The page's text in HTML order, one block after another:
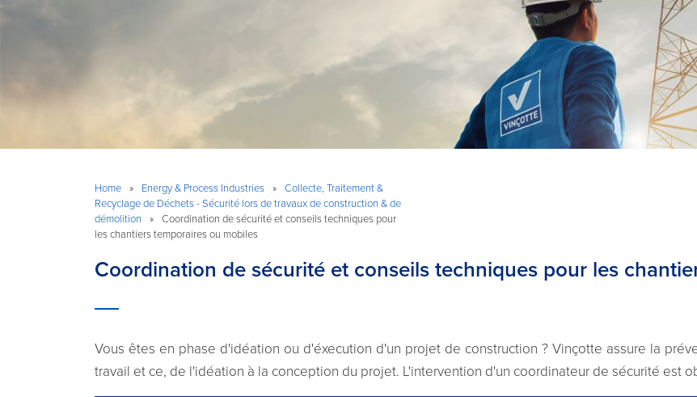
Home » Energy & Process Industries »
Collecte, Traitement &
Recyclage de Déchets - Sécurité lors de travaux de construction & de
démolition
»
Coordination de sécurité et conseils techniques pour
les chantiers temporaires ou mobiles
Coordination de sécurité et conseils techniques pour les
Vous êtes en phase d'idéation ou d'éxecution d'un projet de construction ? Vinçotte assure la
travail et ce, de l'idéation à la conception du projet. L'intervention d'un coordinateur de sécurité est